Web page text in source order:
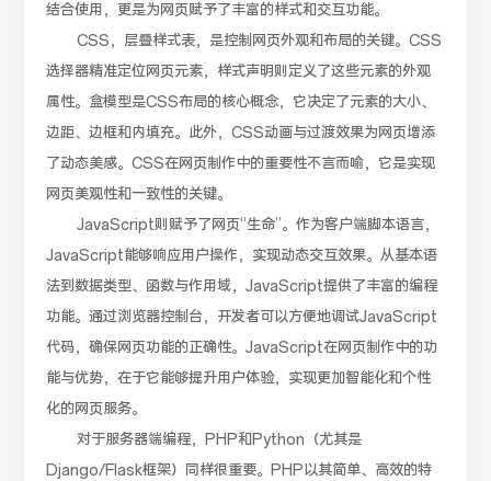
结合使用，更是为网页赋予了丰富的样式和交互功能。
CSS，层叠样式表，是控制网页外观和布局的关键。CSS
选择器精准定位网页元素，样式声明则定义了这些元素的外观
属性。盒模型是CSS布局的核心概念，它决定了元素的大小、
边距、边框和内填充。此外，CSS动画与过渡效果为网页增添
了动态美感。CSS在网页制作中的重要性不言而喻，它是实现
网页美观性和一致性的关键。
JavaScript则赋予了网页“生命”。作为客户端脚本语言，
JavaScript能够响应用户操作，实现动态交互效果。从基本语
法到数据类型、函数与作用域，JavaScript提供了丰富的编程
功能。通过浏览器控制台，开发者可以方便地调试JavaScript
代码，确保网页功能的正确性。JavaScript在网页制作中的功
能与优势，在于它能够提升用户体验，实现更加智能化和个性
化的网页服务。
对于服务器端编程，PHP和Python（尤其是
Django/Flask框架）同样很重要。PHP以其简单、高效的特